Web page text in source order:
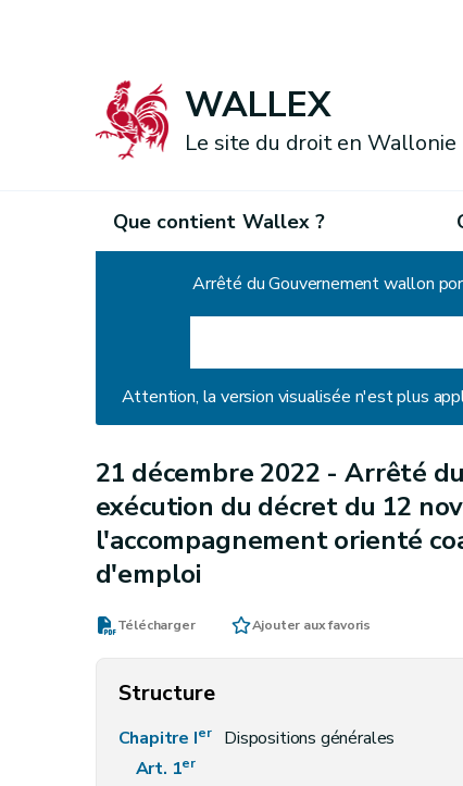
WALLEX
Le site du droit en Wallonie
Que contient Wallex ?
Attention, la version visualisée n'est plus
21 décembre 2022 -Arrêté
exécution du décret du 12
l'accompagnement orienté
d'emploi
Télécharger Ajouter aux favoris
Structure
Chapitre Ier
Dispositions générales
Art. 1er